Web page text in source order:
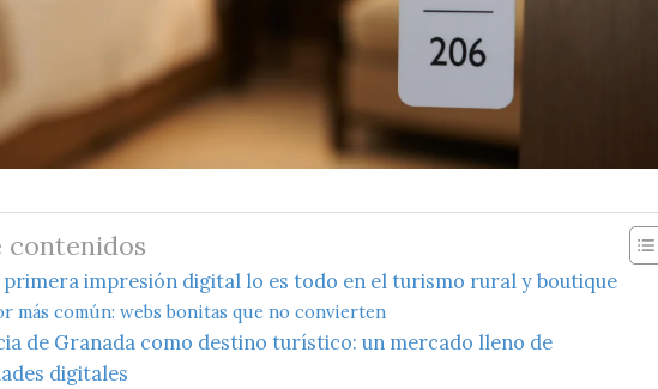
contenidos
primera impresión digital lo es todo en el turismo rural y boutique
más común: webs bonitas que no convierten
de Granada como destino turístico: un mercado lleno de
digitales